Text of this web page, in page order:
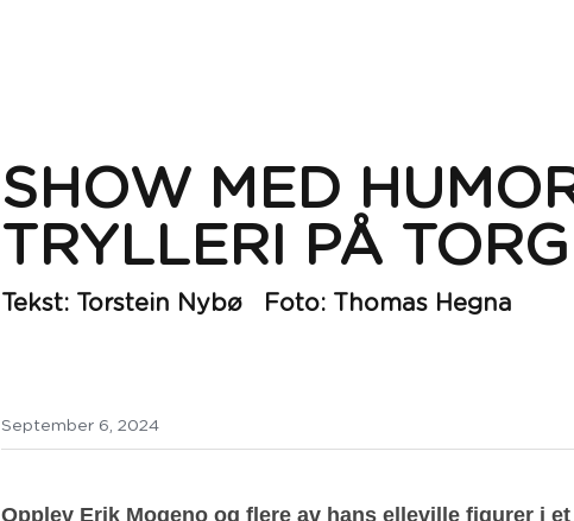
SHOW MED
TRYLLERI PÅ
Tekst: Torstein Nybø   Foto: Thomas Hegna
September 6, 2024
Opplev Erik Mogeno og flere av hans elleville figurer i